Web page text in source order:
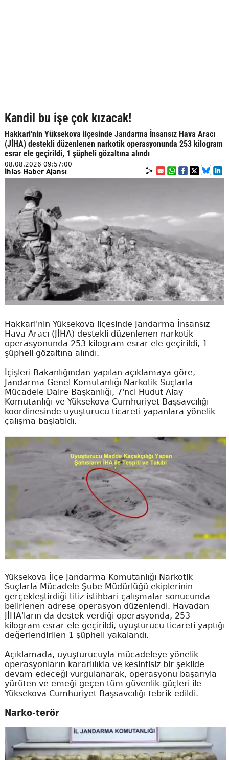
Kandil bu işe çok kızacak!
Hakkari'nin Yüksekova ilçesinde Jandarma İnsansız Hava Aracı
(JİHA) destekli düzenlenen narkotik operasyonunda 253 kilogram
esrar ele geçirildi, 1 şüpheli gözaltına alındı
08.08.2026 09:57:00
İhlas Haber Ajansı
Hakkari'nin Yüksekova ilçesinde Jandarma İnsansız
Hava Aracı (JİHA) destekli düzenlenen narkotik
operasyonunda 253 kilogram esrar ele geçirildi, 1
şüpheli gözaltına alındı.
İçişleri Bakanlığından yapılan açıklamaya göre,
Jandarma Genel Komutanlığı Narkotik Suçlarla
Mücadele Daire Başkanlığı, 7'nci Hudut Alay
Komutanlığı ve Yüksekova Cumhuriyet Başsavcılığı
koordinesinde uyuşturucu ticareti yapanlara yönelik
çalışma başlatıldı.
Yüksekova İlçe Jandarma Komutanlığı Narkotik
Suçlarla Mücadele Şube Müdürlüğü ekiplerinin
gerçekleştirdiği titiz istihbari çalışmalar sonucunda
belirlenen adrese operasyon düzenlendi. Havadan
JİHA'ların da destek verdiği operasyonda, 253
kilogram esrar ele geçirildi, uyuşturucu ticareti yaptığı
değerlendirilen 1 şüpheli yakalandı.
Açıklamada, uyuşturucuyla mücadeleye yönelik
operasyonların kararlılıkla ve kesintisiz bir şekilde
devam edeceği vurgulanarak, operasyonu başarıyla
yürüten ve emeği geçen tüm güvenlik güçleri ile
Yüksekova Cumhuriyet Başsavcılığı tebrik edildi.
Narko-terör